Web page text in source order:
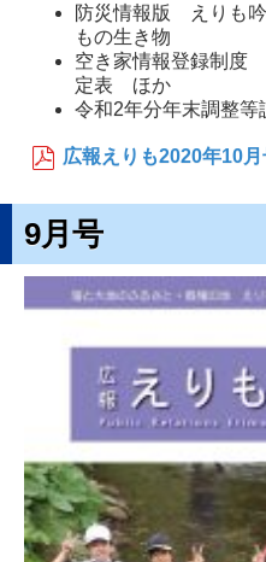
防災情報版 えりも
もの生き物
空き家情報登録制
定表 ほか
令和2年分年末調整
広報えりも2020年10
9月号